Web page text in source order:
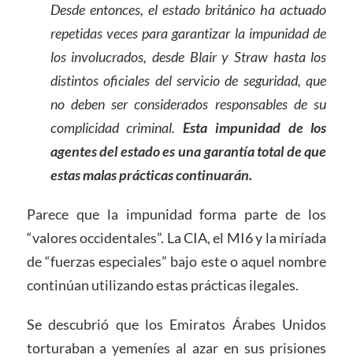
Desde entonces, el estado británico ha actuado
repetidas veces para garantizar la impunidad de
los involucrados, desde Blair y Straw hasta los
distintos oficiales del servicio de seguridad, que
no deben ser considerados responsables de su
complicidad criminal.Esta impunidad de los
agentes del estado es una garantía total de que
estas malas prácticas continuarán.
Parece que la impunidad forma parte de los
“valores occidentales”. La CIA, el MI6 y la miríada
de “fuerzas especiales” bajo este o aquel nombre
continúan utilizando estas prácticas ilegales.
Se descubrió que los Emiratos Árabes Unidos
torturaban a yemeníes al azar en sus prisiones